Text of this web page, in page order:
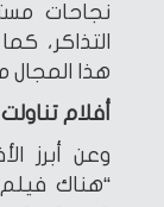
نجاحات
التذاكر،
هذا المجال
أفلام
وعن أبرز
“هناك